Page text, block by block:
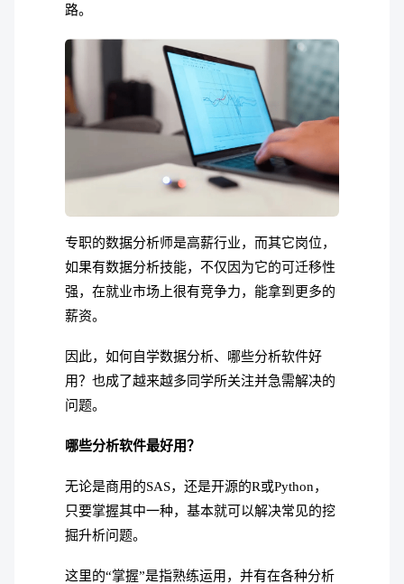
路。
专职的数据分析师是高薪行业，而其它岗位，
如果有数据分析技能，不仅因为它的可迁移性
强，在就业市场上很有竞争力，能拿到更多的
薪资。
因此，如何自学数据分析、哪些分析软件好
用？也成了越来越多同学所关注并急需解决的
问题。
哪些分析软件最好用？
无论是商用的SAS，还是开源的R或Python，
只要掌握其中一种，基本就可以解决常见的挖
掘升析问题。
这里的“掌握”是指熟练运用，并有在各种分析